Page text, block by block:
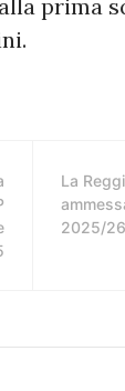
prima
La
2025/26